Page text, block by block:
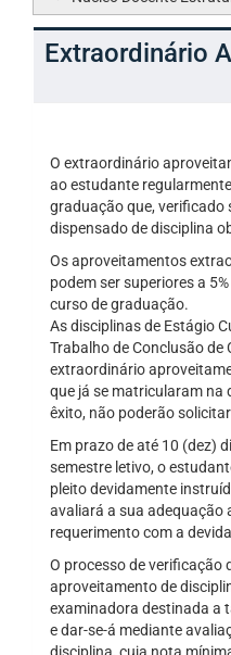
Extraordinário
O extraordinário
ao estudante
graduação que, verificado
dispensado de disciplina
Os aproveitamentos
podem ser superiores a
curso de graduação.
As disciplinas de Estágio
Trabalho de Conclusão de
extraordinário
que já se matricularam na
êxito, não poderão
Em prazo de até 10 (dez)
semestre letivo, o
pleito devidamente
avaliará a sua adequação
requerimento com a
O processo de
aproveitamento de
examinadora destinada a
e dar-se-á mediante